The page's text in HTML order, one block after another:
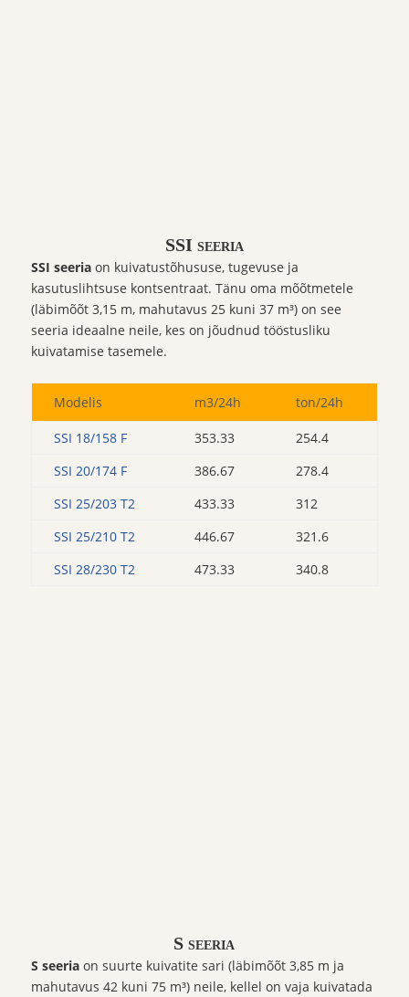
SSI seeria
SSI seeriaon kuivatustõhususe, tugevuse ja
kasutuslihtsuse kontsentraat. Tänu oma mõõtmetele
(läbimõõt 3,15 m, mahutavus 25 kuni 37 m³) on see
seeria ideaalne neile, kes on jõudnud tööstusliku
kuivatamise tasemele.
Modelis m3/24h ton/24h
SSI 18/158 F 353.33
254.4
SSI 20/174 F
386.67
278.4
SSI 25/203 T2
433.33
312
SSI 25/210 T2
446.67
321.6
SSI 28/230 T2
473.33 340.8
S seeria
S seeriaon suurte kuivatite sari (läbimõõt 3,85 m ja
mahutavus 42 kuni 75 m³) neile, kellel on vaja kuivatada